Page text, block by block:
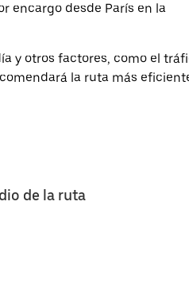
encargo desde París en la
y otros factores, como el
la ruta más
de la ruta